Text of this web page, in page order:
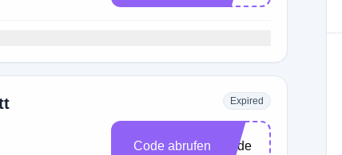
Expired
Code abrufen
Code